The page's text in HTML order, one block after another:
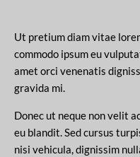
Ut pretium diam vitae
commodo ipsum eu
amet orci venenatis
gravida mi.
Donec ut neque non velit
eu blandit. Sed cursus
nisi vehicula, dignissim